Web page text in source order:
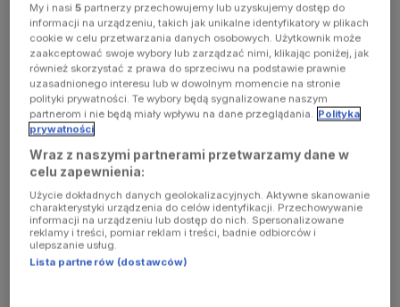
occurred
(see the
browser
console for
more
information)
My i nasi5 partnerzy przechowujemy lub uzyskujemy dostęp do
informacji na urządzeniu, takich jak unikalne identyfikatory w plikach
cookie w celu przetwarzania danych osobowych. Użytkownik może
zaakceptować swoje wybory lub zarządzać nimi, klikając poniżej, jak
również skorzystać z prawa do sprzeciwu na podstawie prawnie
uzasadnionego interesu lub w dowolnym momencie na stronie
polityki prywatności. Te wybory będą sygnalizowane naszym
partnerom i nie będą miały wpływu na dane przeglądania. Polityka
prywatności
Wraz z naszymi partnerami przetwarzamy dane w
celu zapewnienia:
Użycie dokładnych danych geolokalizacyjnych. Aktywne skanowanie
charakterystyki urządzenia do celów identyfikacji. Przechowywanie
informacji na urządzeniu lub dostęp do nich. Spersonalizowane
reklamy i treści, pomiar reklam i treści, badnie odbiorców i
ulepszanie usług.
Lista partnerów (dostawców)